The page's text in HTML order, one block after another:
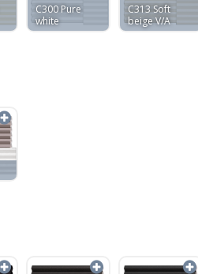
C300 Pure
white
C313 Soft
beige V/A